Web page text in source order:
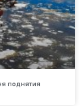
поднятия